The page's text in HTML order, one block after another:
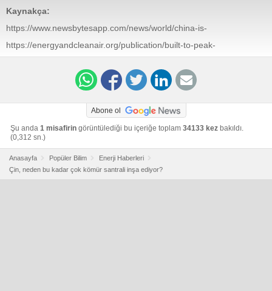
Kaynakça:
https://www.newsbytesapp.com/news/world/china-is-
before/story
https://energyandcleanair.org/publication/built-to-peak-
coal-power-expansion-runs-out-of-room-in-china/
Abone ol
Şu anda 1 misafirin görüntülediği bu içeriğe toplam 34133 kez bakıldı.
(0,312 sn.)
Anasayfa Popüler Bilim
Enerji Haberleri
Çin, neden bu kadar çok kömür santrali inşa ediyor?